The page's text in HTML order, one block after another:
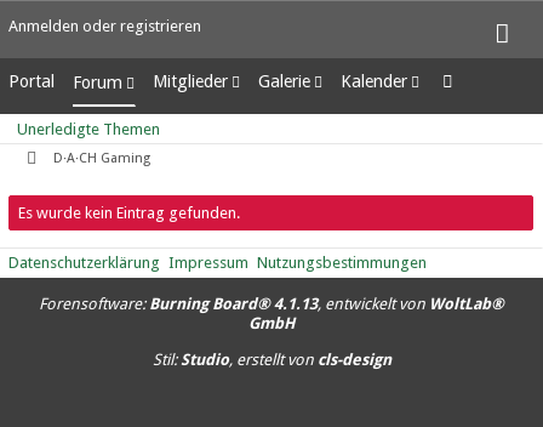
Anmelden oder registrieren
Portal Forum
Unerledigte Themen
Mitglieder
Letzte Aktivitäten
Benutzer online
Mitgliedersuche
Galerie
Alben
Bilder
Kalender
Wochenansicht
Tagesansicht
Unerledigte Themen
D·A·CH Gaming
Es wurde kein Eintrag gefunden.
Datenschutzerklärung Impressum Nutzungsbestimmungen
Forensoftware: Burning Board® 4.1.13, entwickelt von WoltLab®
GmbH
Stil:Studio, erstellt von cls-design